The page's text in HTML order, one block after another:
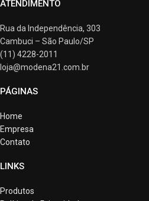
ATENDIMENTO
Rua da Independência, 303
Cambuci – São Paulo/SP
(11) 4228-2011
loja@modena21.com.br
PÁGINAS
Home
Empresa
Contato
LINKS
Produtos